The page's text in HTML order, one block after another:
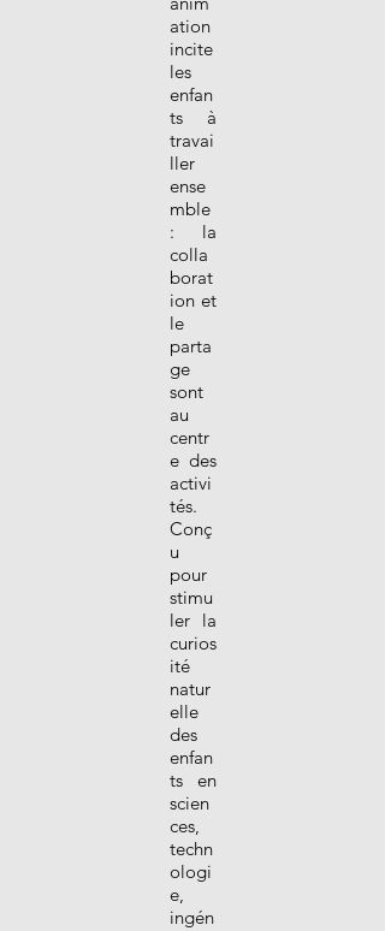
ation
incite
les
enfan
ts à
travai
ller
ense
mble
: la
colla
borat
ion et
le
parta
ge
sont
au
centr
e des
activi
tés.
Conç
u
pour
stimu
ler la
curios
ité
natur
elle
des
enfan
ts en
scien
ces,
techn
ologi
e,
ingén